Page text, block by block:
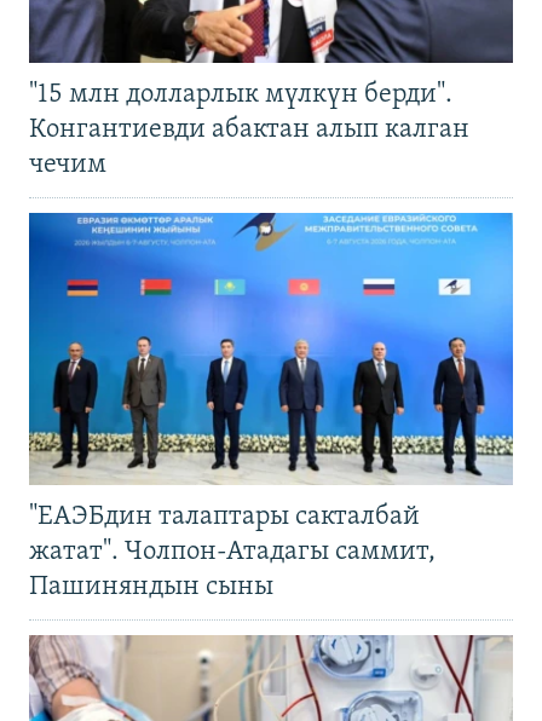
"15 млн долларлык мүлкүн берди".
Конгантиевди абактан алып калган
чечим
"ЕАЭБдин талаптары сакталбай
жатат". Чолпон-Атадагы саммит,
Пашиняндын сыны